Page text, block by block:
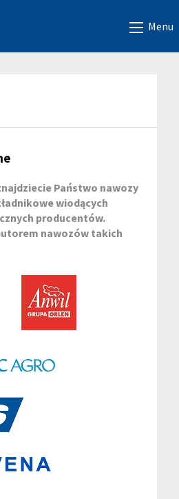
Menu
Państwo nawozy
wiodących
producentów.
nawozów takich